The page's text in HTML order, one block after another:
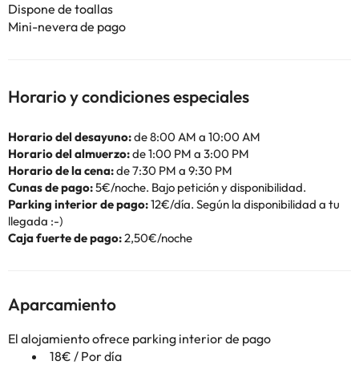
Dispone de toallas
Mini-nevera de pago
Horario y condiciones especiales
Horario del desayuno:de 8:00 AM a 10:00 AM
Horario del almuerzo:de 1:00 PM a 3:00 PM
Horario de la cena:de 7:30 PM a 9:30 PM
Cunas de pago:5€/noche. Bajo petición y disponibilidad.
Parking interior de pago:12€/día. Según la disponibilidad a tu
llegada :-)
Caja fuerte de pago:2,50€/noche
Aparcamiento
El alojamiento ofrece parking interior de pago
18€ / Por día